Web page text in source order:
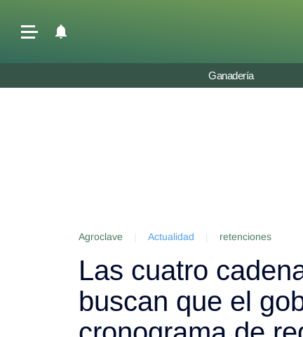
Ganadería
Agroclave Actualidad retenciones
Las cuatro
buscan que el